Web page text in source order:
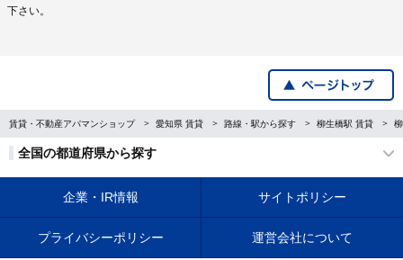
下さい。
賃貸・不動産アパマンショップ 愛知県 賃貸 路線・駅から探す 柳生橋駅 賃貸
全国の都道府県から探す
企業・IR情報 サイトポリシー
プライバシーポリシー 運営会社について